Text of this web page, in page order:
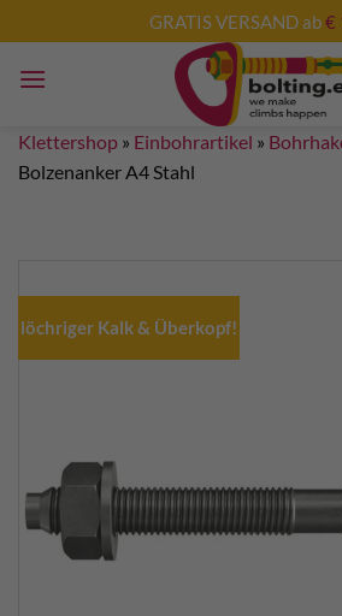
Inhalt
springen
GRATIS VERSAND ab€
Klettershop » Einbohrartikel »
Bolzenanker A4 Stahl
löchriger Kalk & Überkopf!